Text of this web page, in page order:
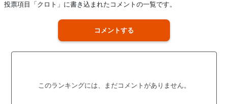
投票項目「クロト」に書き込まれたコメントの一覧です。
コメントする
このランキングには、まだコメントがありません。